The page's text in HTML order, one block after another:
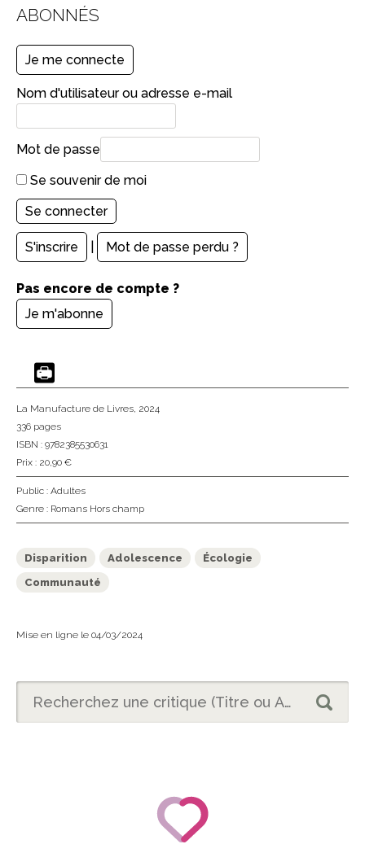
ABONNÉS
Je me connecte
Nom d'utilisateur ou adresse e-mail
Mot de passe
Se souvenir de moi
S'inscrire Mot de passe perdu ?
Pas encore de compte ?
Je m'abonne
La Manufacture de Livres, 2024
336 pages
ISBN : 9782385530631
Prix : 20,90 €
Public : Adultes
Genre : Romans Hors champ
Disparition Adolescence
Écologie
Communauté
Mise en ligne le 04/03/2024